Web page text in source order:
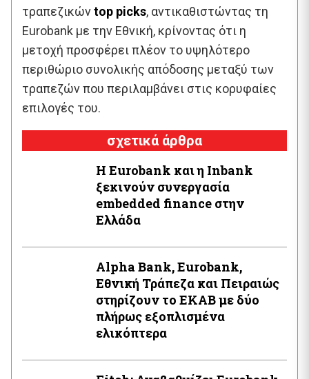
τραπεζικώνtop picks, αντικαθιστώντας τη
Eurobank με την Εθνική, κρίνοντας ότι η
μετοχή προσφέρει πλέον το υψηλότερο
περιθώριο συνολικής απόδοσης μεταξύ των
τραπεζών που περιλαμβάνει στις κορυφαίες
επιλογές του.
σχετικά άρθρα
Η Eurobank και η Inbank
ξεκινούν συνεργασία
embedded finance στην
Ελλάδα
Alpha Bank, Eurobank,
Εθνική Τράπεζα και Πειραιώς
στηρίζουν το ΕΚΑΒ με δύο
πλήρως εξοπλισμένα
ελικόπτερα